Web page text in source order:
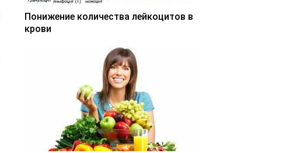
Понижение количества лейкоцитов в
крови